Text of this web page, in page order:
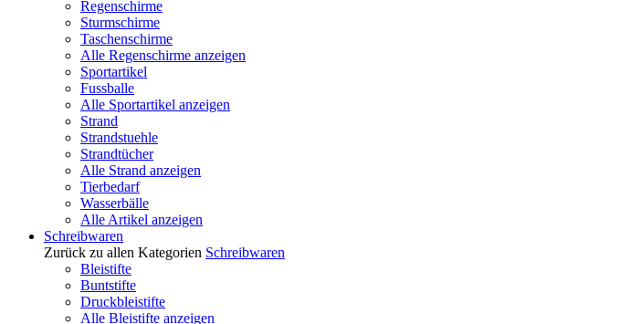
Regenschirme
Sturmschirme
Taschenschirme
Alle Regenschirme anzeigen
Sportartikel
Fussballe
Alle Sportartikel anzeigen
Strand
Strandstuehle
Strandtücher
Alle Strand anzeigen
Tierbedarf
Wasserbälle
Alle Artikel anzeigen
Schreibwaren
Zurück zu allen Kategorien Schreibwaren
Bleistifte
Buntstifte
Druckbleistifte
Alle Bleistifte anzeigen